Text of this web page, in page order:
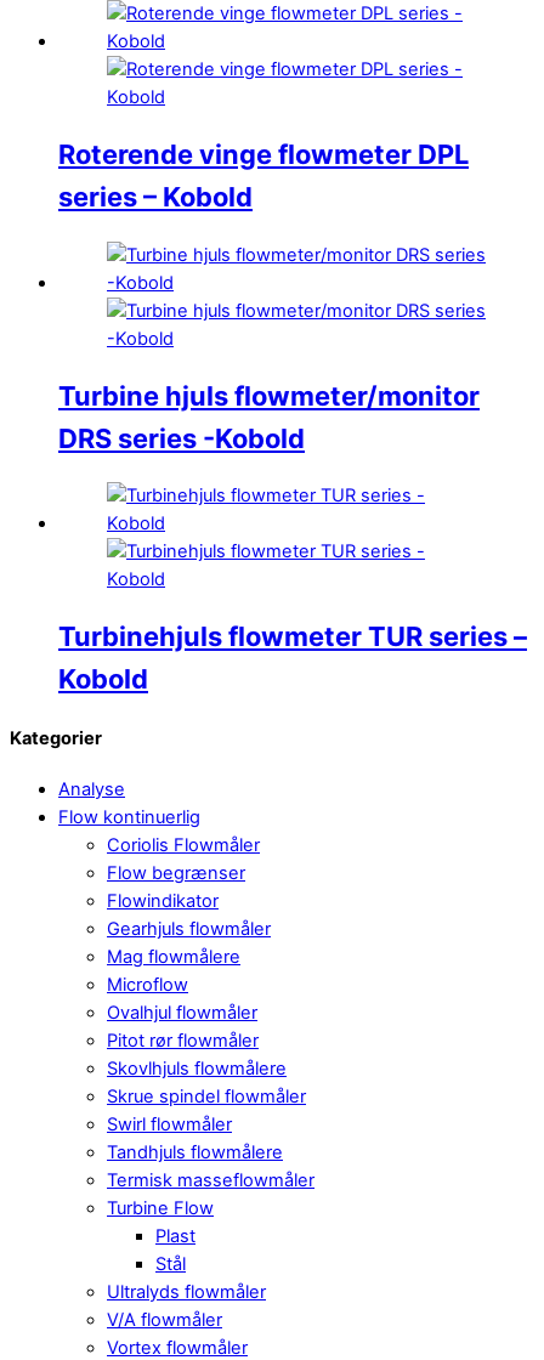
Roterende vinge flowmeter DPL
series – Kobold
Turbine hjuls flowmeter/monitor
DRS series -Kobold
Turbinehjuls flowmeter TUR series –
Kobold
Kategorier
Analyse
Flow kontinuerlig
Coriolis Flowmåler
Flow begrænser
Flowindikator
Gearhjuls flowmåler
Mag flowmålere
Microflow
Ovalhjul flowmåler
Pitot rør flowmåler
Skovlhjuls flowmålere
Skrue spindel flowmåler
Swirl flowmåler
Tandhjuls flowmålere
Termisk masseflowmåler
Turbine Flow
Plast
Stål
Ultralyds flowmåler
V/A flowmåler
Vortex flowmåler